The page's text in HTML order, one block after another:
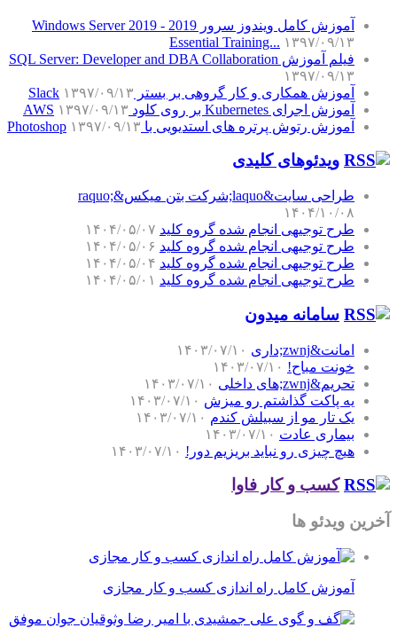
آموزش کامل ویندوز سرور 2019 - Windows Server 2019
Essential Training... ۱۳۹۷/۰۹/۱۳
فیلم آموزش SQL Server: Developer and DBA Collaboration
۱۳۹۷/۰۹/۱۳
آموزش همکاری و کار گروهی بر بستر Slack ۱۳۹۷/۰۹/۱۳
آموزش اجرای Kubernetes بر روی کلود AWS
۱۳۹۷/۰۹/۱۳
آموزش رتوش پرتره های استدیویی با Photoshop ۱۳۹۷/۰۹/۱۳
ویدئوهای کلیدی
طراحی سایت&laquo;شرکت بتن میکس&raquo;
۱۴۰۴/۱۰/۰۸
طرح توجیهی انجام شده گروه کلید ۱۴۰۴/۰۵/۰۷
طرح توجیهی انجام شده گروه کلید ۱۴۰۴/۰۵/۰۶
طرح توجیهی انجام شده گروه کلید ۱۴۰۴/۰۵/۰۴
طرح توجیهی انجام شده گروه کلید ۱۴۰۴/۰۵/۰۱
سامانه میدون
امانت&zwnj;داری
۱۴۰۳/۰۷/۱۰
خونت مباح! ۱۴۰۳/۰۷/۱۰
تحریم&zwnj;های داخلی
۱۴۰۳/۰۷/۱۰
یه پاکت گذاشتم رو میزش ۱۴۰۳/۰۷/۱۰
یک تار مو از سبیلش کندم ۱۴۰۳/۰۷/۱۰
بیماری عادت ۱۴۰۳/۰۷/۱۰
هیچ چیزی رو نباید بریزیم دور! ۱۴۰۳/۰۷/۱۰
کسب و کار فاوا
آخرین ویدئو ها
آموزش کامل راه اندازی کسب و کار مجازی